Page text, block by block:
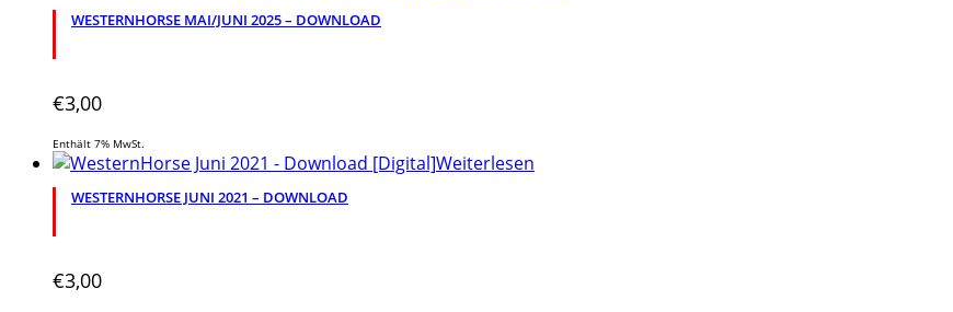
WESTERNHORSE MAI/JUNI 2025 – DOWNLOAD
€3,00
Enthält 7% MwSt.
Weiterlesen
WESTERNHORSE JUNI 2021 – DOWNLOAD
€3,00